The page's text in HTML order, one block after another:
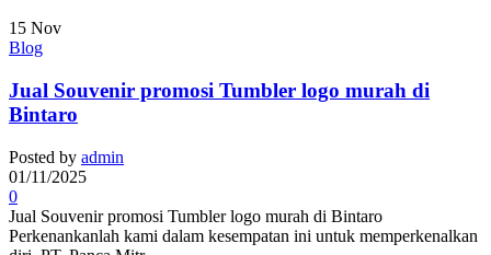
15 Nov
Blog
Jual Souvenir promosi Tumbler logo murah di
Bintaro
Posted by admin
01/11/2025
0
Jual Souvenir promosi Tumbler logo murah di Bintaro
Perkenankanlah kami dalam kesempatan ini untuk memperkenalkan